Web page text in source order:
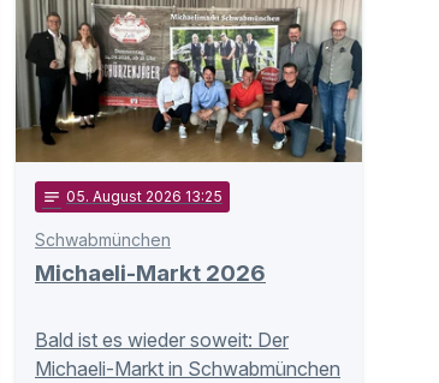
notes 05. August 2026 13:25
Schwabmünchen
Michaeli-Markt 2026
Bald ist es wieder soweit: Der
Michaeli-Markt in Schwabmünchen